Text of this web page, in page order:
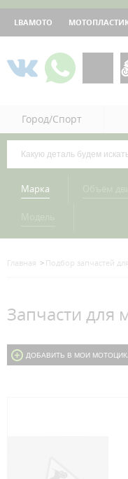
LBAMOTO
Город/Спорт
Марка
Главная Подбор запчастей
Запчасти для
ДОБАВИТЬ В МОИ